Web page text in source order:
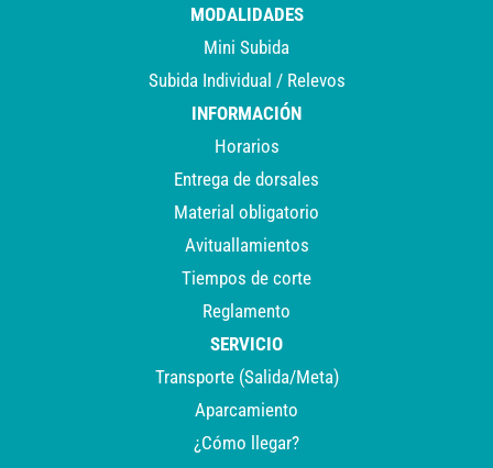
MODALIDADES
Mini Subida
Subida Individual / Relevos
INFORMACIÓN
Horarios
Entrega de dorsales
Material obligatorio
Avituallamientos
Tiempos de corte
Reglamento
SERVICIO
Transporte (Salida/Meta)
Aparcamiento
¿Cómo llegar?